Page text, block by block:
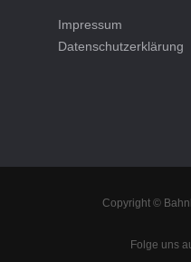
Impressum
Datenschutzerklärung
Copyright ©
Folge uns